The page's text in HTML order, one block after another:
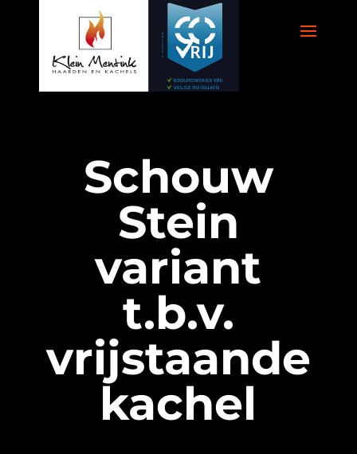
Schouw
Stein
variant
t.b.v.
vrijstaande
kachel